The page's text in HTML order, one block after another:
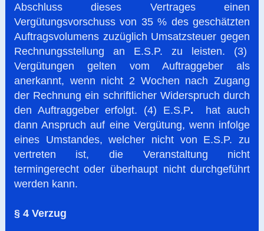
Abschluss dieses Vertrages einen
Vergütungsvorschuss von 35 % des geschätzten
Auftragsvolumens zuzüglich Umsatzsteuer gegen
Rechnungsstellung an E.S.P. zu leisten. (3)
Vergütungen gelten vom Auftraggeber als
anerkannt, wenn nicht 2 Wochen nach Zugang
der Rechnung ein schriftlicher Widerspruch durch
den Auftraggeber erfolgt. (4) E.S.P. hat auch
dann Anspruch auf eine Vergütung, wenn infolge
eines Umstandes, welcher nicht von E.S.P. zu
vertreten ist, die Veranstaltung nicht
termingerecht oder überhaupt nicht durchgeführt
werden kann.
§ 4 Verzug